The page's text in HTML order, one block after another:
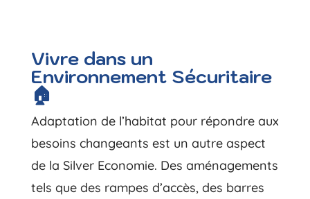
Vivre dans un
Environnement Sécuritaire
🏠
Adaptation de l’habitat pour répondre aux
besoins changeants est un autre aspect
de la Silver Economie. Des aménagements
tels que des rampes d’accès, des barres